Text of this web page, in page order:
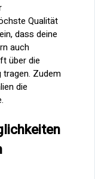
Qualität
dass deine
auch
über die
tragen. Zudem
die